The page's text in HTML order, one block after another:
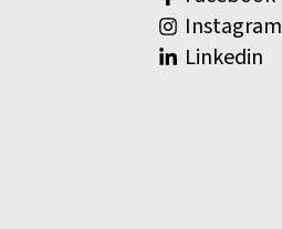
Instagram
Linkedin